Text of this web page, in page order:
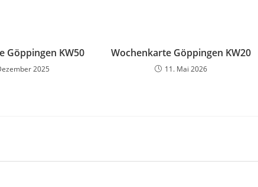
Göppingen KW50
2025
Wochenkarte Göppingen KW20
11. Mai 2026